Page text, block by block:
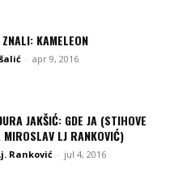
KAMELEON
- apr 9, 2016
JAKŠIĆ: GDE JA (STIHOVE
MIROSLAV LJ RANKOVIĆ)
Ranković - jul 4, 2016